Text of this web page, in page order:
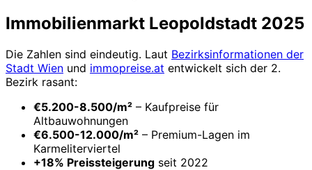
Immobilienmarkt Leopoldstadt 2025
Die Zahlen sind eindeutig. Laut Bezirksinformationen der
Stadt Wien und immopreise.at entwickelt sich der 2.
Bezirk rasant:
€5.200-8.500/m² – Kaufpreise für
Altbauwohnungen
€6.500-12.000/m² – Premium-Lagen im
Karmeliterviertel
+18% Preissteigerung seit 2022